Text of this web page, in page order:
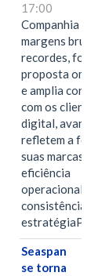
17:00
Companhia
margens brutas
recordes,
proposta
e amplia
com os clientes
digital, avanços
refletem a força
suas marcas, a
eficiência
operacional e a
consistência de
Seaspan
se torna